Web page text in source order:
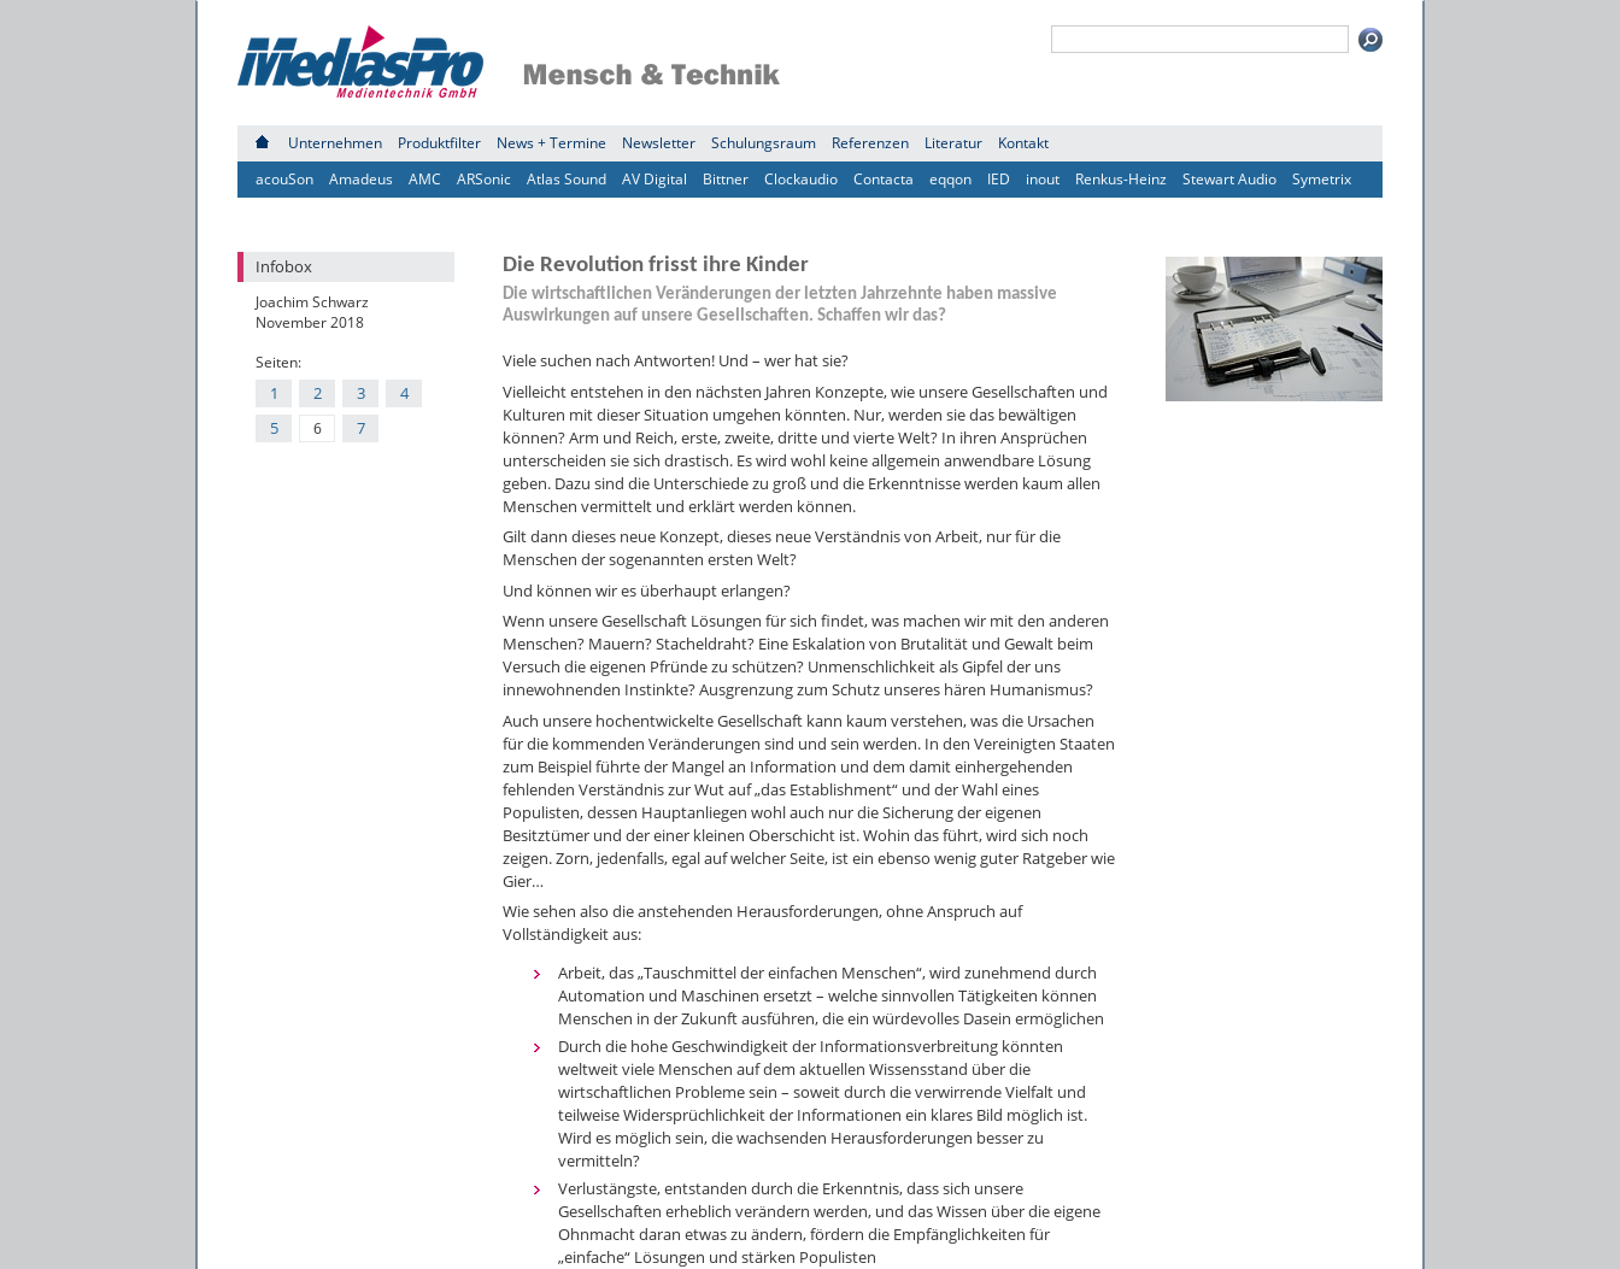
Unternehmen Produktfilter News + Termine Newsletter Schulungsraum Referenzen Literatur
Kontakt
acouSon
Amadeus AMC ARSonic Atlas Sound AV Digital Bittner Clockaudio Contacta eqqon IED inout Renkus-Heinz Stewart Audio Symetrix
Infobox
Joachim Schwarz
November 2018
Seiten:
1 2 3
4
5
6 7
Die Revolution frisst ihre Kinder
Die wirtschaftlichen Veränderungen der letzten Jahrzehnte haben massive
Auswirkungen auf unsere Gesellschaften. Schaffen wir das?
Viele suchen nach Antworten! Und – wer hat sie?
Vielleicht entstehen in den nächsten Jahren Konzepte, wie unsere Gesellschaften und
Kulturen mit dieser Situation umgehen könnten. Nur, werden sie das bewältigen
können? Arm und Reich, erste, zweite, dritte und vierte Welt? In ihren Ansprüchen
unterscheiden sie sich drastisch. Es wird wohl keine allgemein anwendbare Lösung
geben. Dazu sind die Unterschiede zu groß und die Erkenntnisse werden kaum allen
Menschen vermittelt und erklärt werden können.
Gilt dann dieses neue Konzept, dieses neue Verständnis von Arbeit, nur für die
Menschen der sogenannten ersten Welt?
Und können wir es überhaupt erlangen?
Wenn unsere Gesellschaft Lösungen für sich findet, was machen wir mit den anderen
Menschen? Mauern? Stacheldraht? Eine Eskalation von Brutalität und Gewalt beim
Versuch die eigenen Pfründe zu schützen? Unmenschlichkeit als Gipfel der uns
innewohnenden Instinkte? Ausgrenzung zum Schutz unseres hären Humanismus?
Auch unsere hochentwickelte Gesellschaft kann kaum verstehen, was die Ursachen
für die kommenden Veränderungen sind und sein werden. In den Vereinigten Staaten
zum Beispiel führte der Mangel an Information und dem damit einhergehenden
fehlenden Verständnis zur Wut auf „das Establishment“ und der Wahl eines
Populisten, dessen Hauptanliegen wohl auch nur die Sicherung der eigenen
Besitztümer und der einer kleinen Oberschicht ist. Wohin das führt, wird sich noch
zeigen. Zorn, jedenfalls, egal auf welcher Seite, ist ein ebenso wenig guter Ratgeber wie
Gier…
Wie sehen also die anstehenden Herausforderungen, ohne Anspruch auf
Vollständigkeit aus:
Arbeit, das „Tauschmittel der einfachen Menschen“, wird zunehmend durch
Automation und Maschinen ersetzt – welche sinnvollen Tätigkeiten können
Menschen in der Zukunft ausführen, die ein würdevolles Dasein ermöglichen
Durch die hohe Geschwindigkeit der Informationsverbreitung könnten
weltweit viele Menschen auf dem aktuellen Wissensstand über die
wirtschaftlichen Probleme sein – soweit durch die verwirrende Vielfalt und
teilweise Widersprüchlichkeit der Informationen ein klares Bild möglich ist.
Wird es möglich sein, die wachsenden Herausforderungen besser zu
vermitteln?
Verlustängste, entstanden durch die Erkenntnis, dass sich unsere
Gesellschaften erheblich verändern werden, und das Wissen über die eigene
Ohnmacht daran etwas zu ändern, fördern die Empfänglichkeiten für
„einfache“ Lösungen und stärken Populisten